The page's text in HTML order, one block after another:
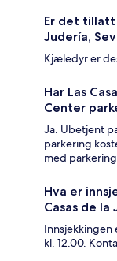
Er det tillatt
Judería,
Kjæledyr er
Har Las
Center
Ja. Ubetjent
parkering
med
Hva er
Casas de
Innsjekkingen
kl. 12.00.